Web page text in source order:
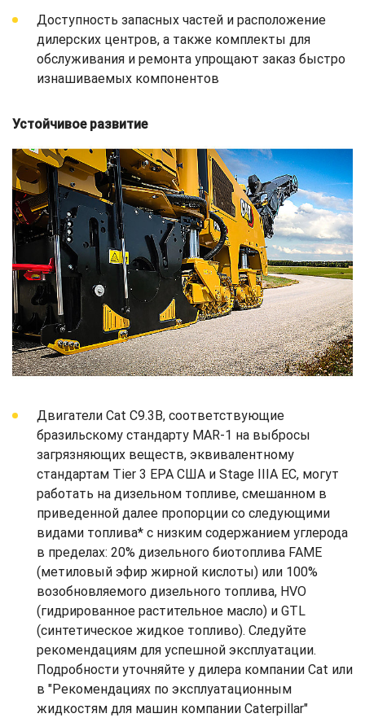
Доступность запасных частей и расположение
дилерских центров, а также комплекты для
обслуживания и ремонта упрощают заказ быстро
изнашиваемых компонентов
Устойчивое развитие
Двигатели Cat C9.3B, соответствующие
бразильскому стандарту MAR-1 на выбросы
загрязняющих веществ, эквивалентному
стандартам Tier 3 EPA США и Stage IIIA ЕС, могут
работать на дизельном топливе, смешанном в
приведенной далее пропорции со следующими
видами топлива* с низким содержанием углерода
в пределах: 20% дизельного биотоплива FAME
(метиловый эфир жирной кислоты) или 100%
возобновляемого дизельного топлива, HVO
(гидрированное растительное масло) и GTL
(синтетическое жидкое топливо). Следуйте
рекомендациям для успешной эксплуатации.
Подробности уточняйте у дилера компании Cat или
в "Рекомендациях по эксплуатационным
жидкостям для машин компании Caterpillar"